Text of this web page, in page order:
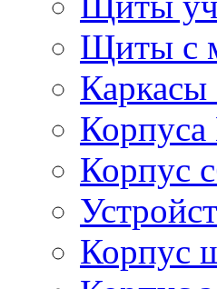
Щиты с
Корпус
Корпус